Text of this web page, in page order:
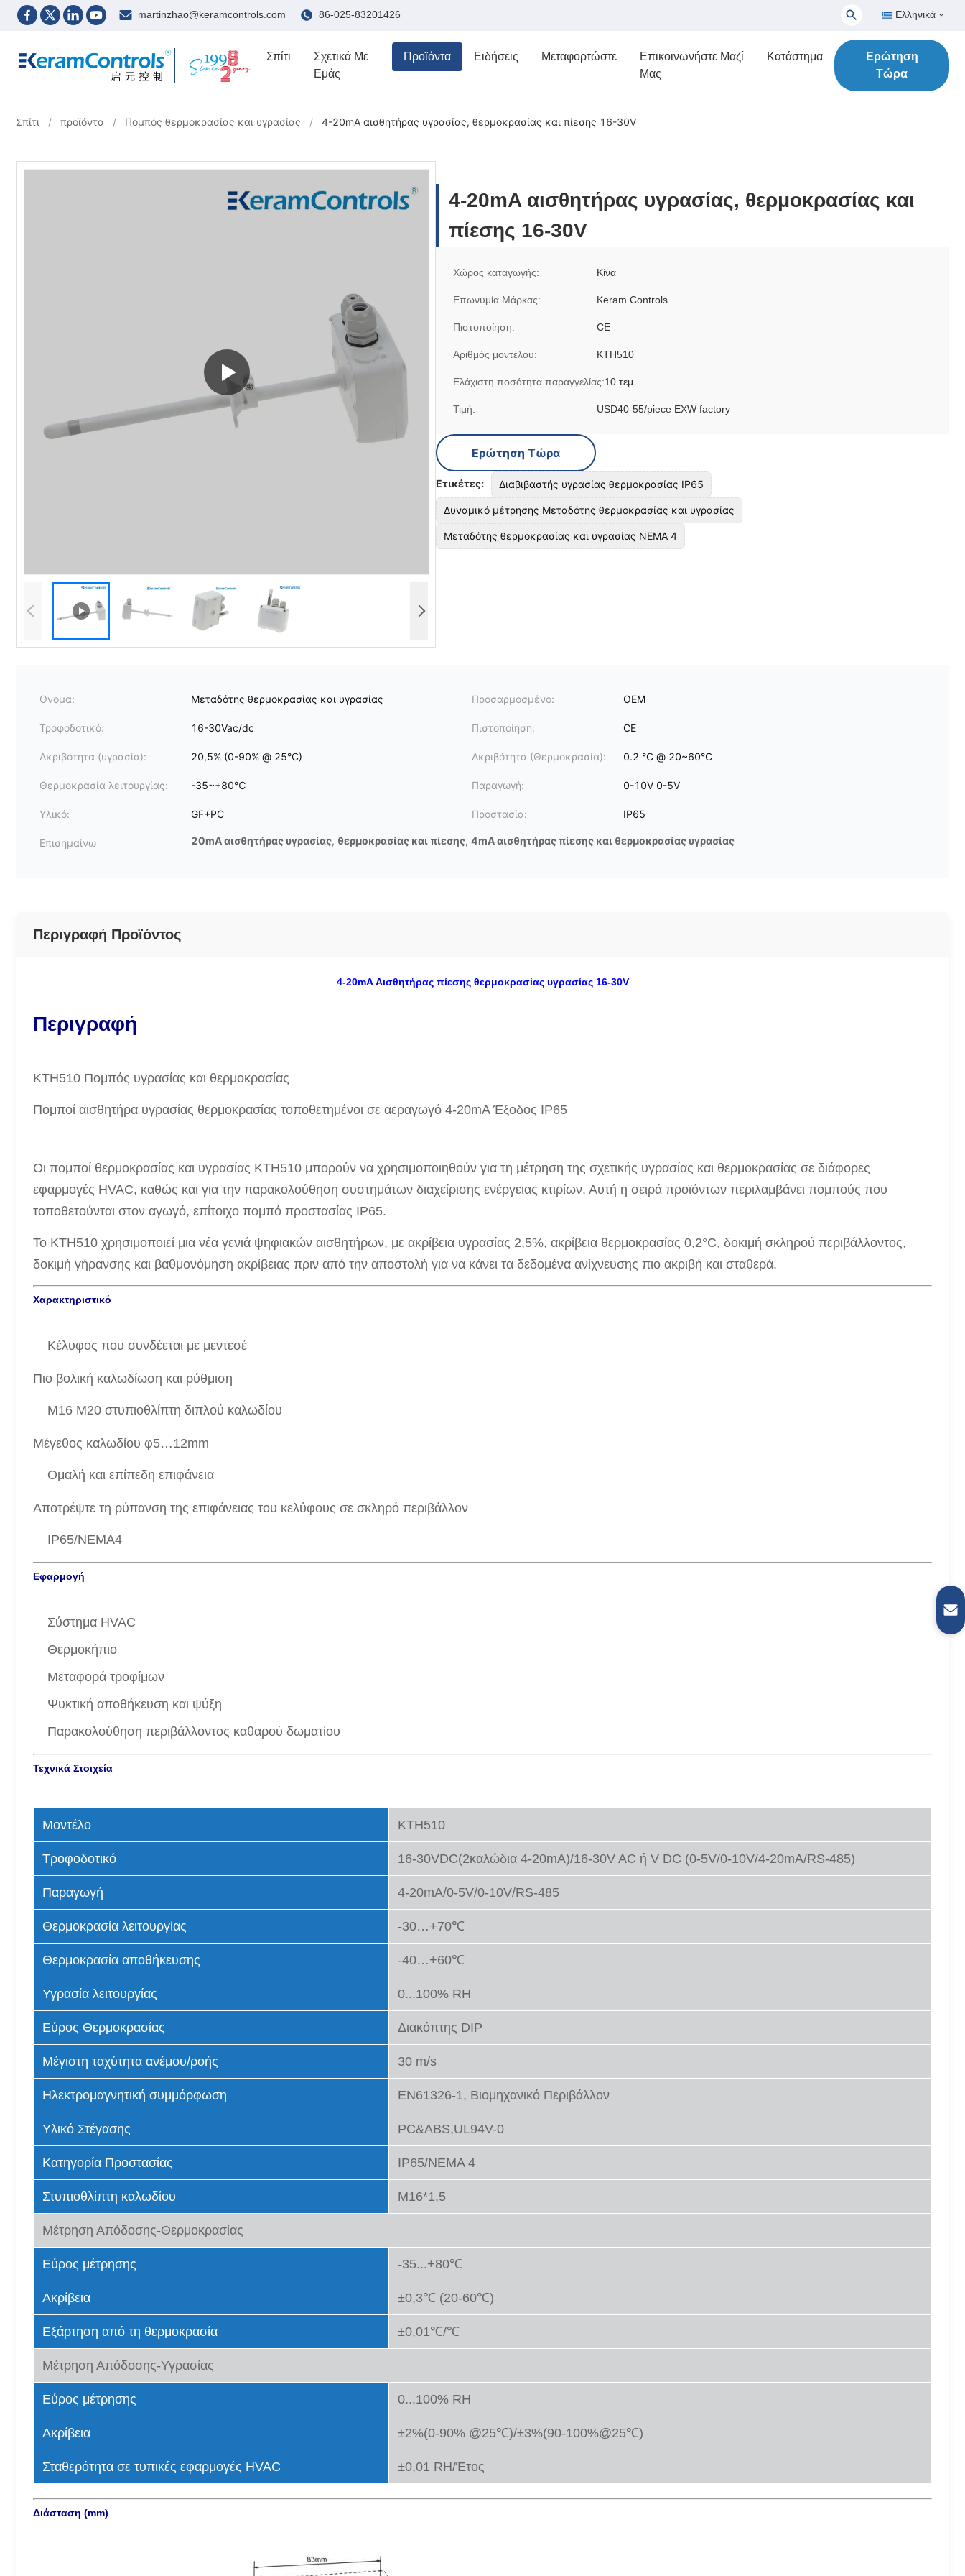
martinzhao@keramcontrols.com 86-025-83201426 Ελληνικά
Σπίτι
Σχετικά Με
Εμάς
Προϊόντα Ειδήσεις Μεταφορτώστε
Επικοινωνήστε Μαζί
Μας
Κατάστημα
Ερώτηση
Τώρα
Σπίτι / προϊόντα / Πομπός θερμοκρασίας και υγρασίας / 4-20mA αισθητήρας υγρασίας, θερμοκρασίας και πίεσης 16-30V
4-20mA αισθητήρας υγρασίας, θερμοκρασίας και
πίεσης 16-30V
Χώρος καταγωγής: Κίνα
Επωνυμία Μάρκας: Keram Controls
Πιστοποίηση: CE
Αριθμός μοντέλου: KTH510
Ελάχιστη ποσότητα παραγγελίας:10 τεμ.
Τιμή: USD40-55/piece EXW factory
Ερώτηση Τώρα
Ετικέτες: Διαβιβαστής υγρασίας θερμοκρασίας IP65
Δυναμικό μέτρησης Μεταδότης θερμοκρασίας και υγρασίας
Μεταδότης θερμοκρασίας και υγρασίας NEMA 4
Ονομα: Μεταδότης θερμοκρασίας και υγρασίας Προσαρμοσμένο: OEM
Τροφοδοτικό: 16-30Vac/dc Πιστοποίηση: CE
Ακριβότητα (υγρασία): 20,5% (0-90% @ 25°C) Ακριβότητα (Θερμοκρασία): 0.2 °C @ 20~60°C
Θερμοκρασία λειτουργίας: -35~+80℃ Παραγωγή: 0-10V 0-5V
Υλικό: GF+PC Προστασία: IP65
Επισημαίνω 20mA αισθητήρας υγρασίας, θερμοκρασίας και πίεσης, 4mA αισθητήρας πίεσης και θερμοκρασίας υγρασίας
Περιγραφή Προϊόντος
4-20mA Αισθητήρας πίεσης θερμοκρασίας υγρασίας 16-30V
Περιγραφή
KTH510 Πομπός υγρασίας και θερμοκρασίας
Πομποί αισθητήρα υγρασίας θερμοκρασίας τοποθετημένοι σε αεραγωγό 4-20mA Έξοδος IP65
Οι πομποί θερμοκρασίας και υγρασίας KTH510 μπορούν να χρησιμοποιηθούν για τη μέτρηση της σχετικής υγρασίας και θερμοκρασίας σε διάφορες
εφαρμογές HVAC, καθώς και για την παρακολούθηση συστημάτων διαχείρισης ενέργειας κτιρίων. Αυτή η σειρά προϊόντων περιλαμβάνει πομπούς που
τοποθετούνται στον αγωγό, επίτοιχο πομπό προστασίας IP65.
Το KTH510 χρησιμοποιεί μια νέα γενιά ψηφιακών αισθητήρων, με ακρίβεια υγρασίας 2,5%, ακρίβεια θερμοκρασίας 0,2°C, δοκιμή σκληρού περιβάλλοντος,
δοκιμή γήρανσης και βαθμονόμηση ακρίβειας πριν από την αποστολή για να κάνει τα δεδομένα ανίχνευσης πιο ακριβή και σταθερά.
Χαρακτηριστικό
Κέλυφος που συνδέεται με μεντεσέ
Πιο βολική καλωδίωση και ρύθμιση
M16 M20 στυπιοθλίπτη διπλού καλωδίου
Μέγεθος καλωδίου φ5…12mm
Ομαλή και επίπεδη επιφάνεια
Αποτρέψτε τη ρύπανση της επιφάνειας του κελύφους σε σκληρό περιβάλλον
IP65/NEMA4
Εφαρμογή
Σύστημα HVAC
Θερμοκήπιο
Μεταφορά τροφίμων
Ψυκτική αποθήκευση και ψύξη
Παρακολούθηση περιβάλλοντος καθαρού δωματίου
Τεχνικά Στοιχεία
Μοντέλο KTH510
Τροφοδοτικό 16-30VDC(2καλώδια 4-20mA)/16-30V AC ή V DC (0-5V/0-10V/4-20mA/RS-485)
Παραγωγή 4-20mA/0-5V/0-10V/RS-485
Θερμοκρασία λειτουργίας -30…+70℃
Θερμοκρασία αποθήκευσης -40…+60℃
Υγρασία λειτουργίας 0...100% RH
Εύρος Θερμοκρασίας Διακόπτης DIP
Μέγιστη ταχύτητα ανέμου/ροής 30 m/s
Ηλεκτρομαγνητική συμμόρφωση EN61326-1, Βιομηχανικό Περιβάλλον
Υλικό Στέγασης PC&ABS,UL94V-0
Κατηγορία Προστασίας IP65/NEMA 4
Στυπιοθλίπτη καλωδίου Μ16*1,5
Μέτρηση Απόδοσης-Θερμοκρασίας
Εύρος μέτρησης -35...+80℃
Ακρίβεια ±0,3℃ (20-60℃)
Εξάρτηση από τη θερμοκρασία ±0,01℃/℃
Μέτρηση Απόδοσης-Υγρασίας
Εύρος μέτρησης 0...100% RH
Ακρίβεια ±2%(0-90% @25℃)/±3%(90-100%@25℃)
Σταθερότητα σε τυπικές εφαρμογές HVAC ±0,01 RH/Έτος
Διάσταση (mm)